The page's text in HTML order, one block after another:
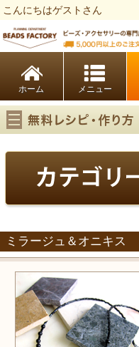
こんにちはゲストさん
ホーム
ミラージュ＆オニキス